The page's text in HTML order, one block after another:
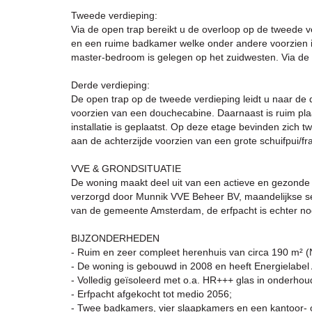
Tweede verdieping:
Via de open trap bereikt u de overloop op de tweede
en een ruime badkamer welke onder andere
master-bedroom is gelegen op het zuidwesten. Via
Derde verdieping:
De open trap op de tweede verdieping leidt u naar
voorzien van een douchecabine. Daarnaast is ruim
installatie is geplaatst. Op deze etage bevinden zich
aan de achterzijde voorzien van een grote schuifpui/
VVE & GRONDSITUATIE
De woning maakt deel uit van een actieve en
verzorgd door Munnik VVE Beheer BV, maandelijkse
van de gemeente Amsterdam, de erfpacht is echter
BIJZONDERHEDEN
- Ruim en zeer compleet herenhuis van circa 190 m²
- De woning is gebouwd in 2008 en heeft Energielabel
- Volledig geïsoleerd met o.a. HR+++ glas in
- Erfpacht afgekocht tot medio 2056;
- Twee badkamers, vier slaapkamers en een kantoor-